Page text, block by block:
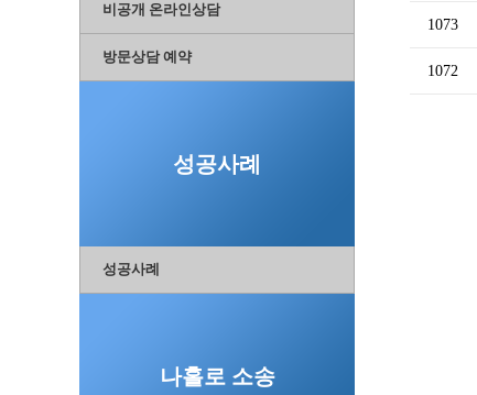
비공개 온라인상담
방문상담 예약
성공사례
성공사례
나홀로 소송
1073
1072